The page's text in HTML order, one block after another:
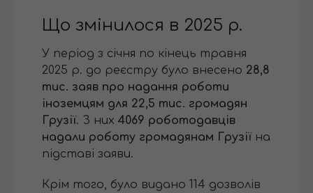
Що змінилося в 2025 р.
У період з січня по кінець травня
2025 р. до реєстру було внесено 28,8
тис. заяв про надання роботи
іноземцям для 22,5 тис. громадян
Грузії. З них 4069 роботодавців
надали роботу громадянам Грузіїна
підставі заяви.
Крім того, було видано 114 дозволів